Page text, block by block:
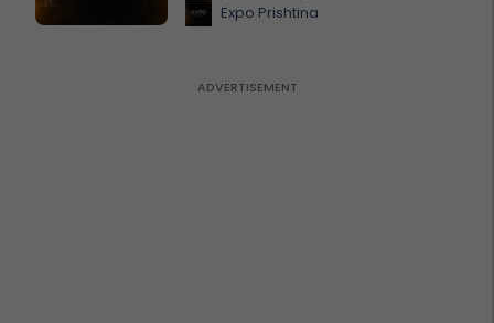
Expo Prishtina